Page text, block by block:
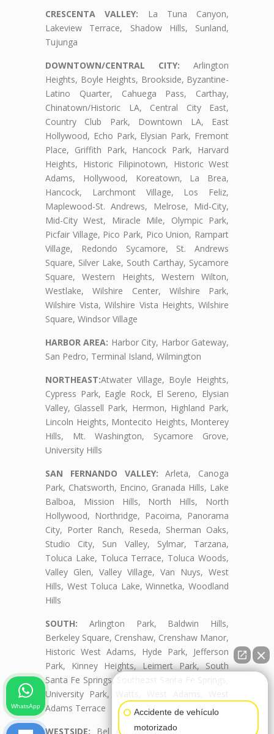
CRESCENTA VALLEY: La Tuna Canyon,
Lakeview Terrace, Shadow Hills, Sunland,
Tujunga
DOWNTOWN/CENTRAL CITY: Arlington
Heights, Boyle Heights, Brookside, Byzantine-
Latino Quarter, Cahuega Pass, Carthay,
Chinatown/Historic LA, Central City East,
Country Club Park, Downtown LA, East
Hollywood, Echo Park, Elysian Park, Fremont
Place, Griffith Park, Hancock Park, Harvard
Heights, Historic Filipinotown, Historic West
Adams, Hollywood, Koreatown, La Brea,
Hancock, Larchmont Village, Los Feliz,
Maplewood-St. Andrews, Melrose, Mid-City,
Mid-City West, Miracle Mile, Olympic Park,
Picfair Village, Pico Park, Pico Union, Rampart
Village, Redondo Sycamore, St. Andrews
Square, Silver Lake, South Carthay, Sycamore
Square, Western Heights, Western Wilton,
Westlake, Wilshire Center, Wilshire Park,
Wilshire Vista, Wilshire Vista Heights, Wilshire
Square, Windsor Village
HARBOR AREA: Harbor City, Harbor Gateway,
San Pedro, Terminal Island, Wilmington
NORTHEAST:Atwater Village, Boyle Heights,
Cypress Park, Eagle Rock, El Sereno, Elysian
Valley, Glassell Park, Hermon, Highland Park,
Lincoln Heights, Montecito Heights, Monterey
Hills, Mt. Washington, Sycamore Grove,
University Hills
SAN FERNANDO VALLEY: Arleta, Canoga
Park, Chatsworth, Encino, Granada Hills, Lake
Balboa, Mission Hills, North Hills, North
Hollywood, Northridge, Pacoima, Panorama
City, Porter Ranch, Reseda, Sherman Oaks,
Studio City, Sun Valley, Sylmar, Tarzana,
Toluca Lake, Toluca Terrace, Toluca Woods,
Valley Glen, Valley Village, Van Nuys, West
Hills, West Toluca Lake, Winnetka, Woodland
Hills
SOUTH: Arlington Park, Baldwin Hills,
Berkeley Square, Crenshaw, Crenshaw Manor,
Historic West Adams, Hyde Park, Jefferson
Park, Kinney Heights, Leimert Park, South
Santa Fe Springs, Southeast Santa Fe Springs,
University Park, Watts, West Adams, West
Adams Terrace
WESTSIDE: Bel Air, Beverly Crest, Beverly
Accidente de vehículo
motorizado
WhatsApp